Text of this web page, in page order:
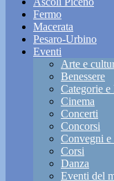
Fermo
Macerata
Pesaro-Urbino
Eventi
Arte e
Benessere
Categorie e
Cinema
Concerti
Concorsi
Convegni e
Corsi
Danza
Eventi del